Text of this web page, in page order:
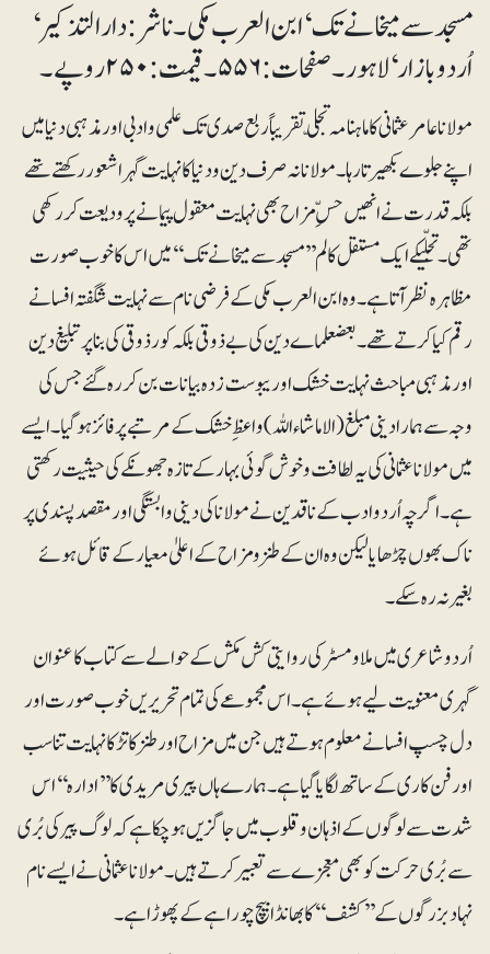
مسجد سے میخانے تک‘ ابن العرب مکی۔ ناشر: دارالتذکیر‘
اُردو بازار‘ لاہور۔ صفحات:۵۵۶۔ قیمت: ۲۵۰ روپے۔
مولانا عامر عثمانی کا ماہنامہ تجلّی تقریباً ربع صدی تک علمی و ادبی اور مذہبی دنیا میں
اپنے جلوے بکھیرتا رہا۔ مولانا نہ صرف دین و دنیا کا نہایت گہرا شعور رکھتے تھے
بلکہ قدرت نے انھیں حسِّ مزاح بھی نہایت معقول پیمانے پر ودیعت کر رکھی
تھی۔ تجلّیکے ایک مستقل کالم ’’مسجد سے میخانے تک‘‘ میں اس کا خوب صورت
مظاہرہ نظرآتا ہے۔ وہ ابن العرب مکی کے فرضی نام سے نہایت شگفتہ افسانے
رقم کیا کرتے تھے۔ بعضعلماے دین کی بے ذوقی بلکہ کور ذوقی کی بنا پر تبلیغ دین
اور مذہبی مباحث نہایت خشک اور یبوست زدہ بیانات بن کر رہ گئے جس کی
وجہ سے ہمارا دینی مبلغ (الاماشاء اللہ) واعظ ِ خشک کے مرتبے پر فائزہوگیا۔ ایسے
میں مولانا عثمانی کی یہ لطافت و خوش گوئی بہار کے تازہ جھونکے کی حیثیت رکھتی
ہے۔ اگرچہ اُردو ادب کے ناقدین نے مولانا کی دینی وابستگی اور مقصدپسندی پر
ناک بھوں چڑھایا لیکن وہ ان کے طنزومزاح کے اعلیٰ معیار کے قائل ہوئے
بغیر نہ رہ سکے۔
اُردو شاعری میں ملا و مسٹر کی روایتی کش مکش کے حوالے سے کتاب کا عنوان
گہری معنویت لیے ہوئے ہے۔ اس مجموعے کی تمام تحریریں خوب صورت اور
دل چسپ افسانے معلوم ہوتے ہیں جن میں مزاح اور طنز کا تڑکا نہایت تناسب
اور فن کاری کے ساتھ لگایا گیا ہے۔ ہمارے ہاں پیری مریدی کا ’’ادارہ‘‘ اس
شدت سے لوگوں کے اذہان و قلوب میں جاگزیں ہوچکا ہے کہ لوگ پیر کی بُری
سے بُری حرکت کو بھی معجزے سے تعبیر کرتے ہیں۔ مولانا عثمانی نے ایسے نام
نہاد بزرگوں کے ’’کشف‘‘ کا بھانڈا بیچ چوراہے کے پھوڑا ہے۔